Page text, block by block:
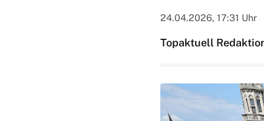
24.04.2026, 17:31 Uhr
Topaktuell